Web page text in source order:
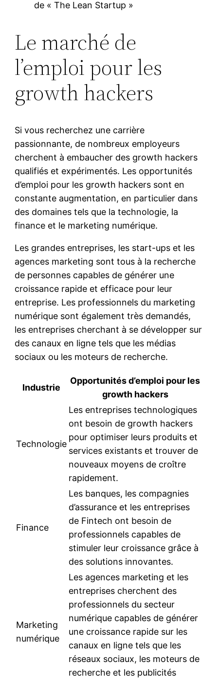
de « The Lean Startup »
Le marché de
l’emploi pour les
growth hackers
Si vous recherchez une carrière
passionnante, de nombreux employeurs
cherchent à embaucher des growth hackers
qualifiés et expérimentés. Les opportunités
d’emploi pour les growth hackers sont en
constante augmentation, en particulier dans
des domaines tels que la technologie, la
finance et le marketing numérique.
Les grandes entreprises, les start-ups et les
agences marketing sont tous à la recherche
de personnes capables de générer une
croissance rapide et efficace pour leur
entreprise. Les professionnels du marketing
numérique sont également très demandés,
les entreprises cherchant à se développer sur
des canaux en ligne tels que les médias
sociaux ou les moteurs de recherche.
Industrie
Opportunités d’emploi pour les
growth hackers
Technologie
Les entreprises technologiques
ont besoin de growth hackers
pour optimiser leurs produits et
services existants et trouver de
nouveaux moyens de croître
rapidement.
Finance
Les banques, les compagnies
d’assurance et les entreprises
de Fintech ont besoin de
professionnels capables de
stimuler leur croissance grâce à
des solutions innovantes.
Marketing
numérique
Les agences marketing et les
entreprises cherchent des
professionnels du secteur
numérique capables de générer
une croissance rapide sur les
canaux en ligne tels que les
réseaux sociaux, les moteurs de
recherche et les publicités